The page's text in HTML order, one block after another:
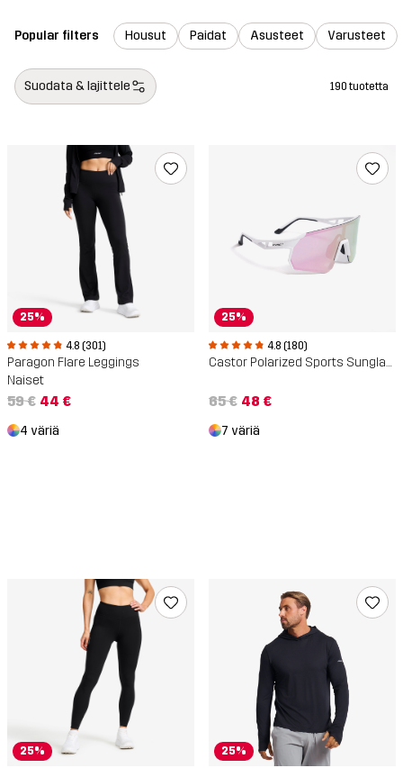
Popular filters Housut Paidat Asusteet Varusteet
Suodata & lajittele 190 tuotetta
25%
4.8 (301)
Paragon Flare Leggings
Naiset
59 € 44 €
4 väriä
25%
4.8 (180)
Castor Polarized Sports Sunglasses
65 € 48 €
7 väriä
25% 25%